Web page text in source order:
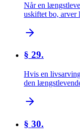
Når en
uskiftet bo, arver
§ 29.
Hvis en
den
§ 30.